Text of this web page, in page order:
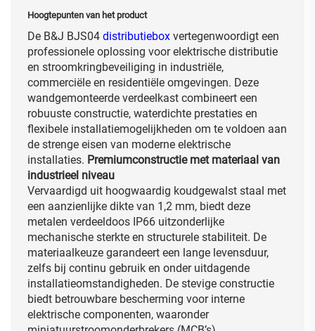
Hoogtepunten van het product
De B&J BJS04 distributiebox vertegenwoordigt een
professionele oplossing voor elektrische distributie
en stroomkringbeveiliging in industriële,
commerciële en residentiële omgevingen. Deze
wandgemonteerde verdeelkast combineert een
robuuste constructie, waterdichte prestaties en
flexibele installatiemogelijkheden om te voldoen aan
de strenge eisen van moderne elektrische
installaties. Premiumconstructie met materiaal van
industrieel niveau
Vervaardigd uit hoogwaardig koudgewalst staal met
een aanzienlijke dikte van 1,2 mm, biedt deze
metalen verdeeldoos IP66 uitzonderlijke
mechanische sterkte en structurele stabiliteit. De
materiaalkeuze garandeert een lange levensduur,
zelfs bij continu gebruik en onder uitdagende
installatieomstandigheden. De stevige constructie
biedt betrouwbare bescherming voor interne
elektrische componenten, waaronder